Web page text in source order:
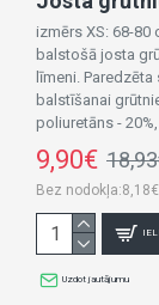
izmērs XS: 68-
balstošā josta
līmeni.
balstīšanai
poliuretāns -
9,90€
Bez nodokļa:8,18€
Uzdot jautājumu